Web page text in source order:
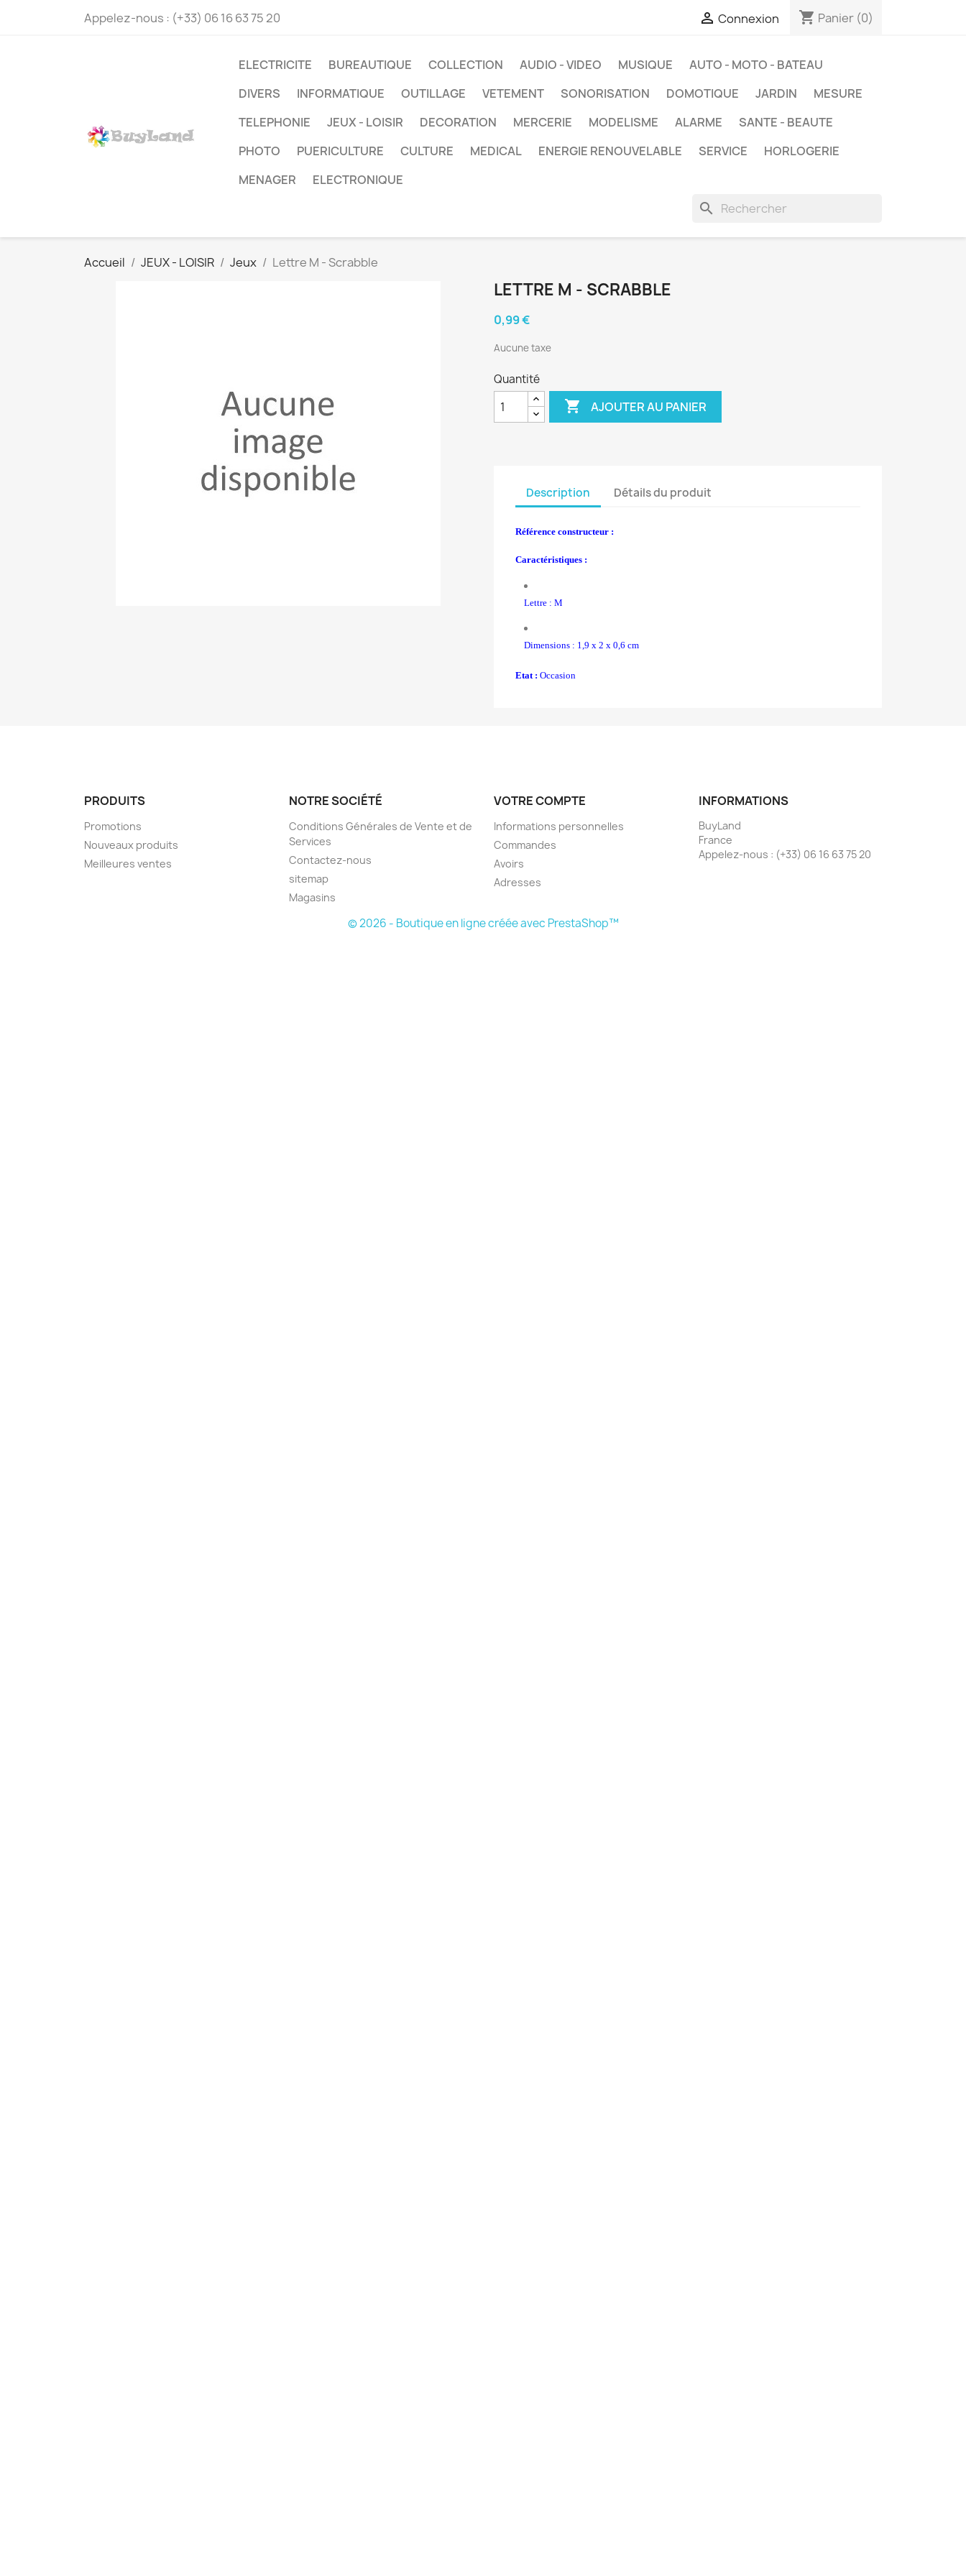
Appelez-nous : (+33) 06 16 63 75 20  Connexion shopping_cart Panier (0)
ELECTRICITE BUREAUTIQUE COLLECTION AUDIO - VIDEO MUSIQUE
AUTO - MOTO - BATEAU
DIVERS
INFORMATIQUE OUTILLAGE VETEMENT SONORISATION DOMOTIQUE JARDIN
MESURE
TELEPHONIE
JEUX - LOISIR DECORATION MERCERIE MODELISME ALARME
SANTE - BEAUTE
PHOTO
PUERICULTURE CULTURE MEDICAL ENERGIE RENOUVELABLE SERVICE
HORLOGERIE
MENAGER
ELECTRONIQUE
search
Accueil JEUX - LOISIR Jeux Lettre M - Scrabble
LETTRE M - SCRABBLE
0,99 €
Aucune taxe
Quantité
 AJOUTER AU PANIER
Description Détails du produit
Référence constructeur :
Caractéristiques :
Lettre : M
Dimensions : 1,9 x 2 x 0,6 cm
Etat : Occasion
PRODUITS
Promotions
Nouveaux produits
Meilleures ventes
NOTRE SOCIÉTÉ
Conditions Générales de Vente et de
Services
Contactez-nous
sitemap
Magasins
VOTRE COMPTE
Informations personnelles
Commandes
Avoirs
Adresses
INFORMATIONS
BuyLand
France
Appelez-nous : (+33) 06 16 63 75 20
© 2026 - Boutique en ligne créée avec PrestaShop™